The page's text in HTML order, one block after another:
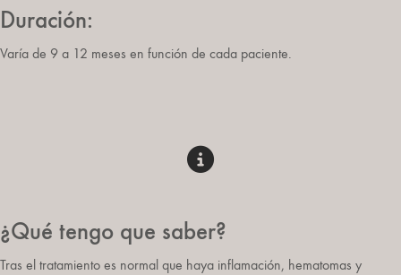
Duración:
Varía de 9 a 12 meses en función de cada paciente.
¿Qué tengo que saber?
Tras el tratamiento es normal que haya inflamación, hematomas y